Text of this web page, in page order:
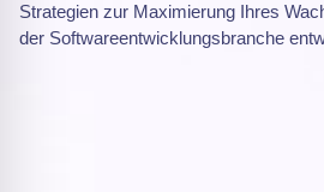
Strategien zur Maximierung Ihres
der Softwareentwicklungsbranche